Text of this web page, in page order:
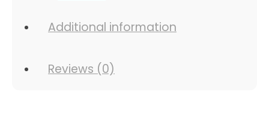
Additional information
Reviews (0)